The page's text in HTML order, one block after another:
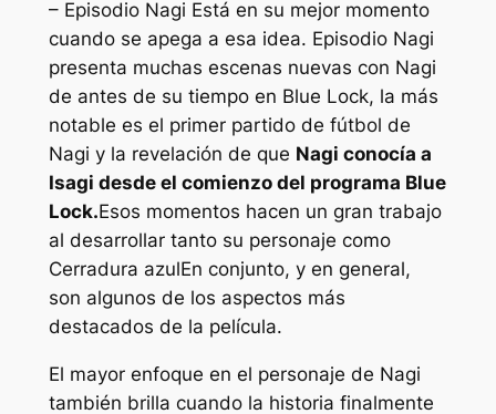
– Episodio Nagi Está en su mejor momento
cuando se apega a esa idea. Episodio Nagi
presenta muchas escenas nuevas con Nagi
de antes de su tiempo en Blue Lock, la más
notable es el primer partido de fútbol de
Nagi y la revelación de que Nagi conocía a
Isagi desde el comienzo del programa Blue
Lock.Esos momentos hacen un gran trabajo
al desarrollar tanto su personaje como
Cerradura azulEn conjunto, y en general,
son algunos de los aspectos más
destacados de la película.
El mayor enfoque en el personaje de Nagi
también brilla cuando la historia finalmente